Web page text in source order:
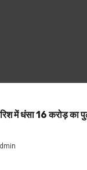
में धंसा 16 करोड़ का